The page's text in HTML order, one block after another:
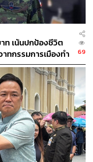
ท เน้นปกป้องชีวิต
าทกรรมการเมืองทำ
69